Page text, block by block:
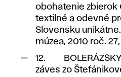
obohatenie zbierok
textilné a odevné
Slovensku
múzea, 2010 roč. 27,
12.
záves zo